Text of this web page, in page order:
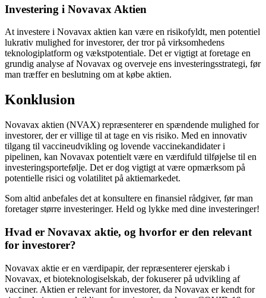
Investering i Novavax Aktien
At investere i Novavax aktien kan være en risikofyldt, men potentiel
lukrativ mulighed for investorer, der tror på virksomhedens
teknologiplatform og vækstpotentiale. Det er vigtigt at foretage en
grundig analyse af Novavax og overveje ens investeringsstrategi, før
man træffer en beslutning om at købe aktien.
Konklusion
Novavax aktien (NVAX) repræsenterer en spændende mulighed for
investorer, der er villige til at tage en vis risiko. Med en innovativ
tilgang til vaccineudvikling og lovende vaccinekandidater i
pipelinen, kan Novavax potentielt være en værdifuld tilføjelse til en
investeringsportefølje. Det er dog vigtigt at være opmærksom på
potentielle risici og volatilitet på aktiemarkedet.
Som altid anbefales det at konsultere en finansiel rådgiver, før man
foretager større investeringer. Held og lykke med dine investeringer!
Hvad er Novavax aktie, og hvorfor er den relevant
for investorer?
Novavax aktie er en værdipapir, der repræsenterer ejerskab i
Novavax, et bioteknologiselskab, der fokuserer på udvikling af
vacciner. Aktien er relevant for investorer, da Novavax er kendt for